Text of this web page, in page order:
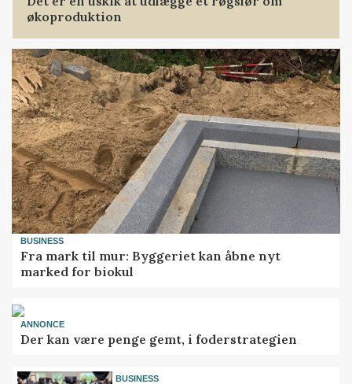
økoproduktion
BUSINESS
Fra mark til mur: Byggeriet kan åbne nyt
marked for biokul
ANNONCE
Der kan være penge gemt, i foderstrategien
BUSINESS